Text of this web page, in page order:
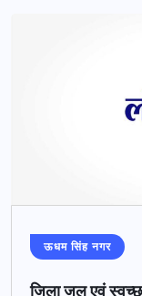
ऊधम सिंह नगर
जिला जल एवं